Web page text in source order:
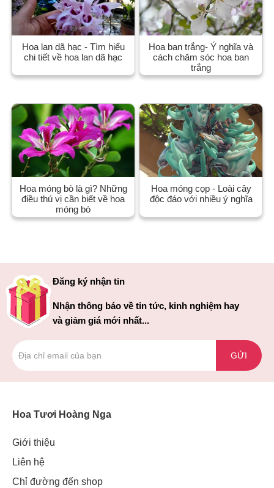
Hoa lan dã hạc - Tìm hiểu
chi tiết về hoa lan dã hạc
Hoa ban trắng- Ý nghĩa và
cách chăm sóc hoa ban
trắng
Hoa móng bò là gì? Những
điều thú vị cần biết về hoa
móng bò
Hoa móng cọp - Loài cây
độc đáo với nhiều ý nghĩa
Đăng ký nhận tin
Nhận thông báo về tin tức, kinh nghiệm hay
và giảm giá mới nhất...
GỬI
Hoa Tươi Hoàng Nga
Giới thiệu
Liên hệ
Chỉ đường đến shop